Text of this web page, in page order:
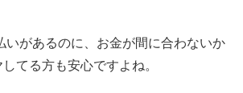
いがあるのに、お金が間に合わないか
てる方も安心ですよね。